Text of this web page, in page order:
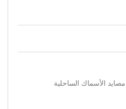
الأسماك الساحلية